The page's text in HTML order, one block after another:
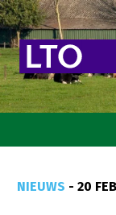
NIEUWS - 20